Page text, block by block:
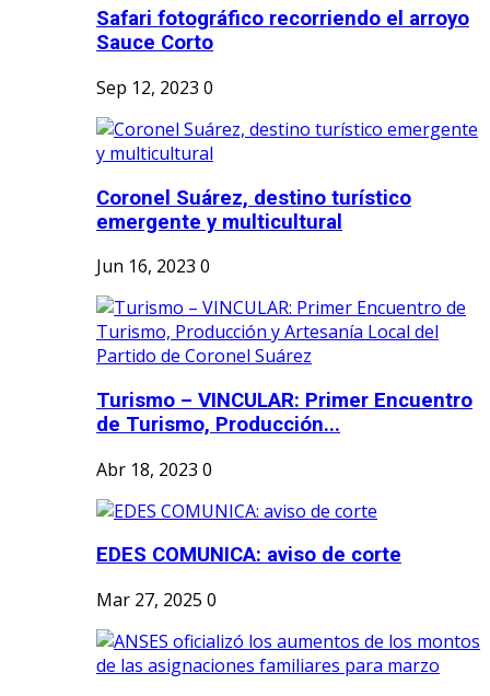
Safari fotográfico recorriendo el arroyo
Sauce Corto
Sep 12, 2023 0
Coronel Suárez, destino turístico
emergente y multicultural
Jun 16, 2023 0
Turismo – VINCULAR: Primer Encuentro
de Turismo, Producción...
Abr 18, 2023 0
EDES COMUNICA: aviso de corte
Mar 27, 2025 0